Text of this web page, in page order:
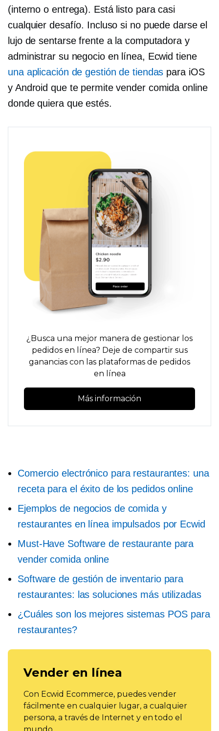
(interno o entrega). Está listo para casi
cualquier desafío. Incluso si no puede darse el
lujo de sentarse frente a la computadora y
administrar su negocio en línea, Ecwid tiene
una aplicación de gestión de tiendas para iOS
y Android que te permite vender comida online
donde quiera que estés.
¿Busca una mejor manera de gestionar los
pedidos en línea? Deje de compartir sus
ganancias con las plataformas de pedidos
en línea
Más información
Comercio electrónico para restaurantes: una
receta para el éxito de los pedidos online
Ejemplos de negocios de comida y
restaurantes en línea impulsados ​​por Ecwid
Must-Have Software de restaurante para
vender comida online
Software de gestión de inventario para
restaurantes: las soluciones más utilizadas
¿Cuáles son los mejores sistemas POS para
restaurantes?
Vender en línea
Con Ecwid Ecommerce, puedes vender
fácilmente en cualquier lugar, a cualquier
persona, a través de Internet y en todo el